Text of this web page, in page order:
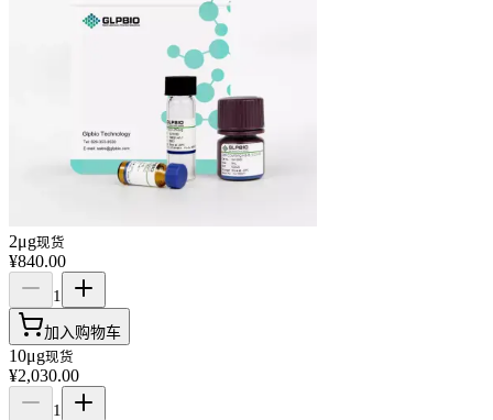
2μg现货
¥840.00
1
加入购物车
10μg现货
¥2,030.00
1